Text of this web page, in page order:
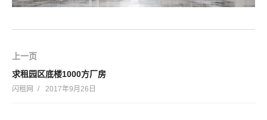
上一页
求租园区底楼1000方厂房
闪租网 2017年9月26日